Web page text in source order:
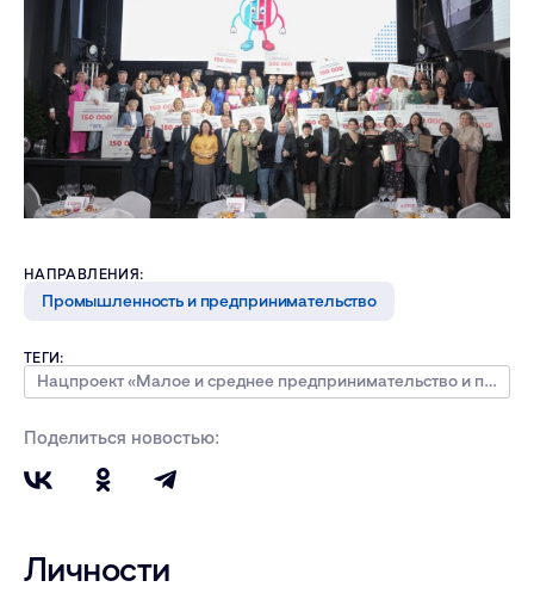
НАПРАВЛЕНИЯ:
Промышленность и предпринимательство
ТЕГИ:
Нацпроект «Малое и среднее предпринимательство и поддержка индивидуальной предпринимательской инициативы»
Поделиться новостью:
Личности